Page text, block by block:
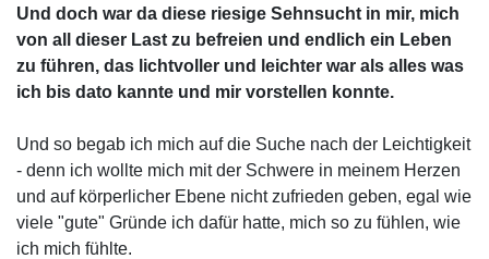
Und doch war da diese riesige Sehnsucht in mir, mich
von all dieser Last zu befreien und endlich ein Leben
zu führen, das lichtvoller und leichter war als alles was
ich bis dato kannte und mir vorstellen konnte.
Und so begab ich mich auf die Suche nach der Leichtigkeit
- denn ich wollte mich mit der Schwere in meinem Herzen
und auf körperlicher Ebene nicht zufrieden geben, egal wie
viele "gute" Gründe ich dafür hatte, mich so zu fühlen, wie
ich mich fühlte.